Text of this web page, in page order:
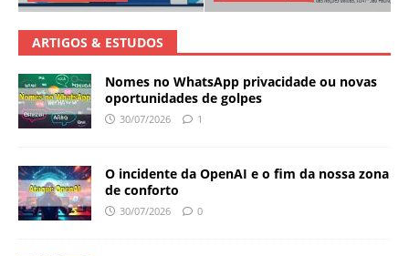
ARTIGOS & ESTUDOS
Nomes no WhatsApp privacidade ou novas
oportunidades de golpes
30/07/2026 1
O incidente da OpenAI e o fim da nossa zona
de conforto
30/07/2026 0